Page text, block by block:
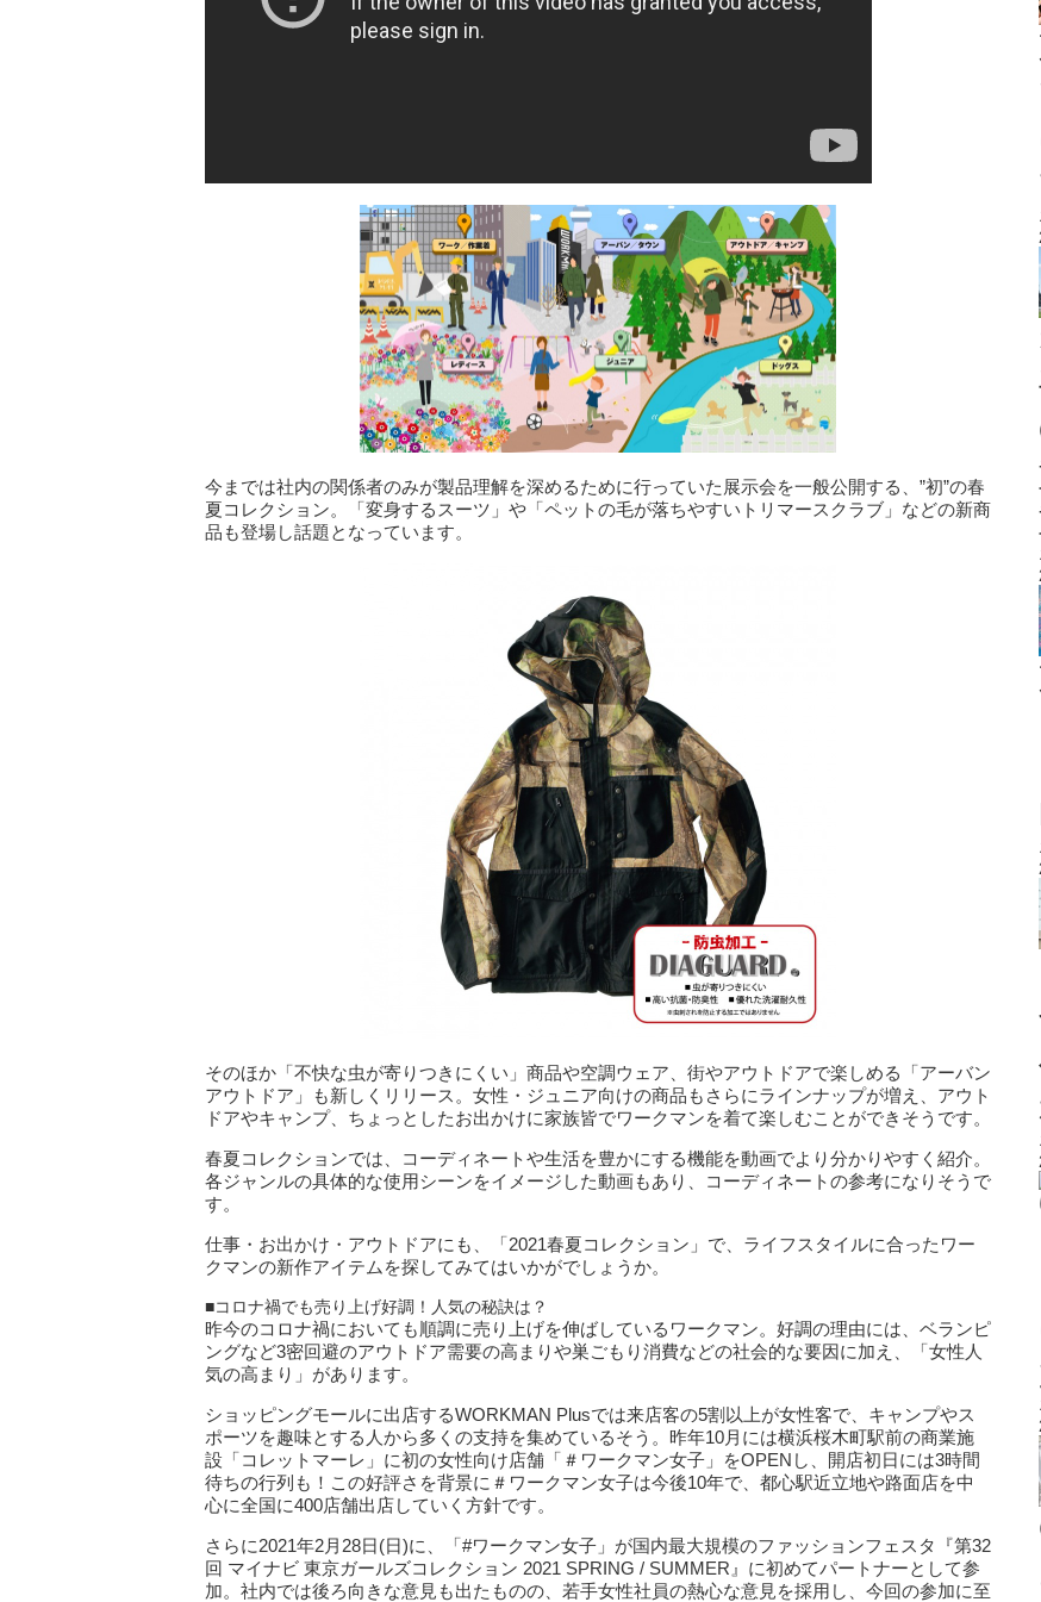
今までは社内の関係者のみが製品理解を深めるために行っていた展示会を一般公開する、”初”の春
夏コレクション。「変身するスーツ」や「ペットの毛が落ちやすいトリマースクラブ」などの新商
品も登場し話題となっています。
そのほか「不快な虫が寄りつきにくい」商品や空調ウェア、街やアウトドアで楽しめる「アーバン
アウトドア」も新しくリリース。女性・ジュニア向けの商品もさらにラインナップが増え、アウト
ドアやキャンプ、ちょっとしたお出かけに家族皆でワークマンを着て楽しむことができそうです。
春夏コレクションでは、コーディネートや生活を豊かにする機能を動画でより分かりやすく紹介。
各ジャンルの具体的な使用シーンをイメージした動画もあり、コーディネートの参考になりそうで
す。
仕事・お出かけ・アウトドアにも、「2021春夏コレクション」で、ライフスタイルに合ったワー
クマンの新作アイテムを探してみてはいかがでしょうか。
■コロナ禍でも売り上げ好調！人気の秘訣は？
昨今のコロナ禍においても順調に売り上げを伸ばしているワークマン。好調の理由には、ベランピ
ングなど3密回避のアウトドア需要の高まりや巣ごもり消費などの社会的な要因に加え、「女性人
気の高まり」があります。
ショッピングモールに出店するWORKMAN Plusでは来店客の5割以上が女性客で、キャンプやス
ポーツを趣味とする人から多くの支持を集めているそう。昨年10月には横浜桜木町駅前の商業施
設「コレットマーレ」に初の女性向け店舗「＃ワークマン女子」をOPENし、開店初日には3時間
待ちの行列も！この好評さを背景に＃ワークマン女子は今後10年で、都心駅近立地や路面店を中
心に全国に400店舗出店していく方針です。
さらに2021年2月28日(日)に、「#ワークマン女子」が国内最大規模のファッションフェスタ『第32
回 マイナビ 東京ガールズコレクション 2021 SPRING / SUMMER』に初めてパートナーとして参
加。社内では後ろ向きな意見も出たものの、若手女性社員の熱心な意見を採用し、今回の参加に至